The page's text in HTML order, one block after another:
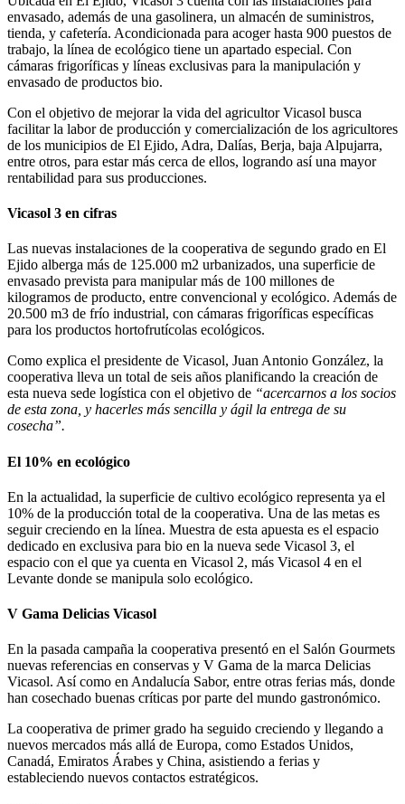
envasado, además de una gasolinera, un almacén de suministros,
tienda, y cafetería. Acondicionada para acoger hasta 900 puestos de
trabajo, la línea de ecológico tiene un apartado especial. Con
cámaras frigoríficas y líneas exclusivas para la manipulación y
envasado de productos bio.
Con el objetivo de mejorar la vida del agricultor Vicasol busca
facilitar la labor de producción y comercialización de los agricultores
de los municipios de El Ejido, Adra, Dalías, Berja, baja Alpujarra,
entre otros, para estar más cerca de ellos, logrando así una mayor
rentabilidad para sus producciones.
Vicasol 3 en cifras
Las nuevas instalaciones de la cooperativa de segundo grado en El
Ejido alberga más de 125.000 m2 urbanizados, una superficie de
envasado prevista para manipular más de 100 millones de
kilogramos de producto, entre convencional y ecológico. Además de
20.500 m3 de frío industrial, con cámaras frigoríficas específicas
para los productos hortofrutícolas ecológicos.
Como explica el presidente de Vicasol, Juan Antonio González, la
cooperativa lleva un total de seis años planificando la creación de
esta nueva sede logística con el objetivo de “acercarnos a los socios
de esta zona, y hacerles más sencilla y ágil la entrega de su
cosecha”.
El 10% en ecológico
En la actualidad, la superficie de cultivo ecológico representa ya el
10% de la producción total de la cooperativa. Una de las metas es
seguir creciendo en la línea. Muestra de esta apuesta es el espacio
dedicado en exclusiva para bio en la nueva sede Vicasol 3, el
espacio con el que ya cuenta en Vicasol 2, más Vicasol 4 en el
Levante donde se manipula solo ecológico.
V Gama Delicias Vicasol
En la pasada campaña la cooperativa presentó en el Salón Gourmets
nuevas referencias en conservas y V Gama de la marca Delicias
Vicasol. Así como en Andalucía Sabor, entre otras ferias más, donde
han cosechado buenas críticas por parte del mundo gastronómico.
La cooperativa de primer grado ha seguido creciendo y llegando a
nuevos mercados más allá de Europa, como Estados Unidos,
Canadá, Emiratos Árabes y China, asistiendo a ferias y
estableciendo nuevos contactos estratégicos.